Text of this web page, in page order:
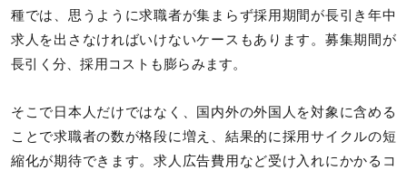
種では、思うように求職者が集まらず採用期間が長引き年中
求人を出さなければいけないケースもあります。募集期間が
長引く分、採用コストも膨らみます。
そこで日本人だけではなく、国内外の外国人を対象に含める
ことで求職者の数が格段に増え、結果的に採用サイクルの短
縮化が期待できます。求人広告費用など受け入れにかかるコ